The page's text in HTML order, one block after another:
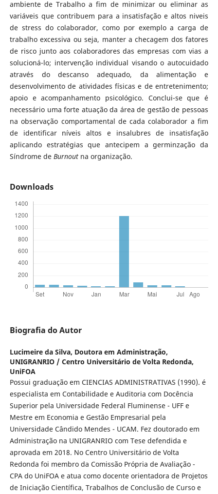
ambiente de Trabalho a fim de minimizar ou eliminar as
variáveis que contribuem para a insatisfação e altos niveis
de stress do colaborador, como por exemplo a carga de
trabalho excessiva ou seja, manter a checagem dos fatores
de risco junto aos colaboradores das empresas com vias a
solucioná-lo; intervenção individual visando o autocuidado
através do descanso adequado, da alimentação e
desenvolvimento de atividades físicas e de entretenimento;
apoio e acompanhamento psicológico. Conclui-se que é
necessário uma forte atuação da área de gestão de pessoas
na observação comportamental de cada colaborador a fim
de identificar níveis altos e insalubres de insatisfação
aplicando estratégias que antecipem a germinzação da
Síndrome de Burnoutna organização.
Downloads
Biografia do Autor
Lucimeire da Silva, Doutora em Administração,
UNIGRANRIO / Centro Universitário de Volta Redonda,
UniFOA
Possui graduação em CIENCIAS ADMINISTRATIVAS (1990). é
especialista em Contabilidade e Auditoria com Docência
Superior pela Universidade Federal Fluminense - UFF e
Mestre em Economia e Gestão Empresarial pela
Universidade Cândido Mendes - UCAM. Fez doutorado em
Administração na UNIGRANRIO com Tese defendida e
aprovada em 2018. No Centro Universitário de Volta
Redonda foi membro da Comissão Própria de Avaliação -
CPA do UniFOA e atua como docente orientadora de Projetos
de Iniciação Científica, Trabalhos de Conclusão de Curso e